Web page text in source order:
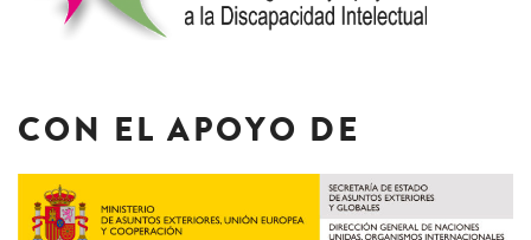
CON EL APOYO DE